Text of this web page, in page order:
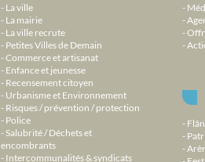
La ville
La mairie
La ville recrute
Petites Villes de Demain
Commerce et artisanat
Enfance et jeunesse
Recensement citoyen
Urbanisme et Environnement
Risques / prévention / protection
Police
Salubrité / Déchets et
encombrants
Intercommunalités & syndicats